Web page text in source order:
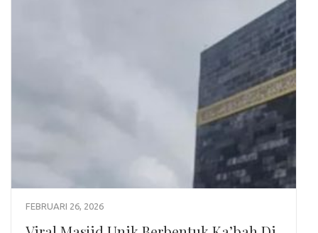
FEBRUARI 26, 2026